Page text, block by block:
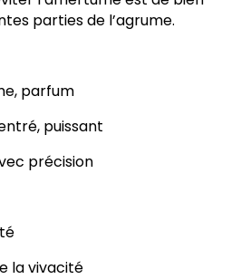
parties de l’agrume.
parfum
puissant
précision
la vivacité